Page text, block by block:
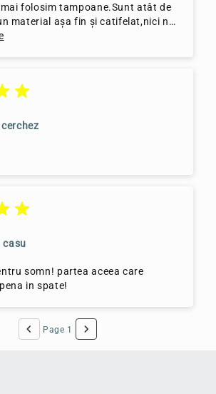
folosim tampoane.Sunt atât de
material așa fin și catifelat,nici nu
menstruației.Suntem foarte
casu
somn! partea aceea care
in spate!
Page 1